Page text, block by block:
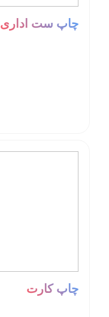
چاپ ست اداری
چاپ کارت